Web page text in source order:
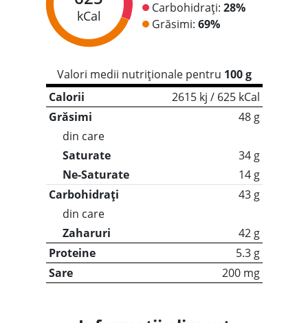
kCal
Carbohidrați: 28%
Grăsimi: 69%
Valori medii nutriționale pentru 100 g
Calorii
2615 kj / 625 kCal
Grăsimi
48 g
din care
Saturate
34 g
Ne-Saturate
14 g
Carbohidrați
43 g
din care
Zaharuri
42 g
Proteine
5.3 g
Sare
200 mg